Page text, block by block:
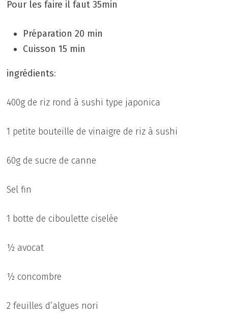
Pour les faire il faut 35min
Préparation 20 min
Cuisson 15 min
ingrédients:
400g de riz rond à sushi type japonica
1 petite bouteille de vinaigre de riz à sushi
60g de sucre de canne
Sel fin
1 botte de ciboulette ciselée
½ avocat
½ concombre
2 feuilles d’algues nori